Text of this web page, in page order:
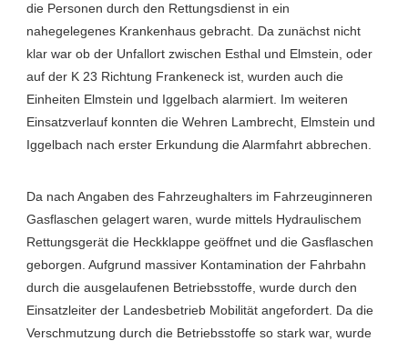
die Personen durch den Rettungsdienst in ein
nahegelegenes Krankenhaus gebracht. Da zunächst nicht
klar war ob der Unfallort zwischen Esthal und Elmstein, oder
auf der K 23 Richtung Frankeneck ist, wurden auch die
Einheiten Elmstein und Iggelbach alarmiert. Im weiteren
Einsatzverlauf konnten die Wehren Lambrecht, Elmstein und
Iggelbach nach erster Erkundung die Alarmfahrt abbrechen.
Da nach Angaben des Fahrzeughalters im Fahrzeuginneren
Gasflaschen gelagert waren, wurde mittels Hydraulischem
Rettungsgerät die Heckklappe geöffnet und die Gasflaschen
geborgen. Aufgrund massiver Kontamination der Fahrbahn
durch die ausgelaufenen Betriebsstoffe, wurde durch den
Einsatzleiter der Landesbetrieb Mobilität angefordert. Da die
Verschmutzung durch die Betriebsstoffe so stark war, wurde